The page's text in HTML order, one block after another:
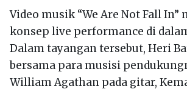
Video musik “We Are Not Fall In”
konsep live performance di
Dalam tayangan tersebut, Heri
bersama para musisi
William Agathan pada gitar,